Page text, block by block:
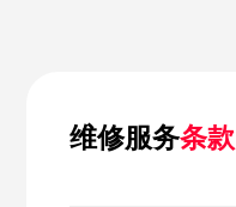
维修服务条款